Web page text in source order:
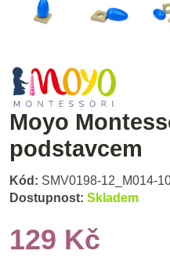
Moyo
podstavcem
Kód: SMV0198-12_M014-
Dostupnost: Skladem
129 Kč